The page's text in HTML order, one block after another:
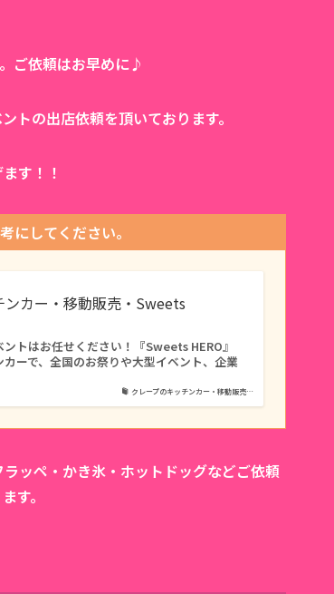
ご依頼はお早めに♪
の出店依頼を頂いております。
す！！
にしてください。
クレープのキッチンカー・移動販売…
カー・移動販売・Sweets
トはお任せください！『Sweets HERO』
ーで、全国のお祭りや大型イベント、企業
ッペ・かき氷・ホットドッグなどご依頼
す。